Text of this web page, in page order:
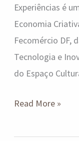
Experiências é
Economia
Fecomércio DF,
Tecnologia e
do Espaço
Read More »